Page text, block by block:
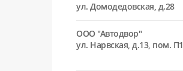
ул. Домодедовская, д.28
ООО "Автодвор"
ул. Нарвская, д.13, пом. П1